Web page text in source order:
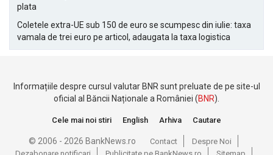
plata
Coletele extra-UE sub 150 de euro se scumpesc din iulie: taxa
vamala de trei euro pe articol, adaugata la taxa logistica
Informațiile despre cursul valutar BNR sunt preluate de pe site-ul
oficial al Băncii Naționale a României (BNR).
Cele mai noi stiri English Arhiva Cautare
© 2006 - 2026 BankNews.ro Contact
Despre Noi